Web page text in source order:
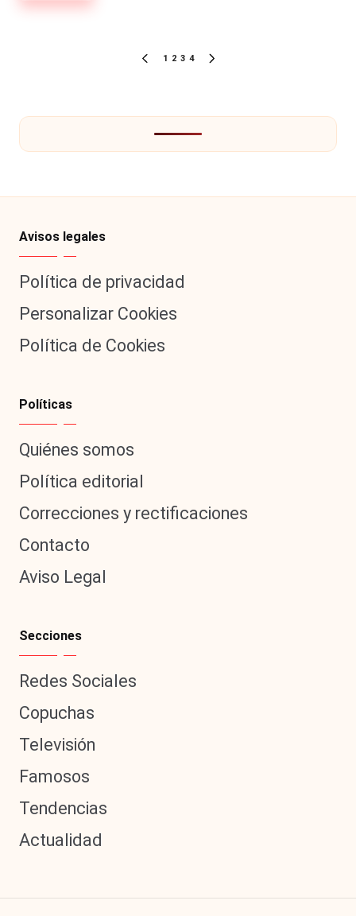
PÁGINA
1 2 3 4
Avisos legales
Política de privacidad
Personalizar Cookies
Política de Cookies
Políticas
Quiénes somos
Política editorial
Correcciones y rectificaciones
Contacto
Aviso Legal
Secciones
Redes Sociales
Copuchas
Televisión
Famosos
Tendencias
Actualidad